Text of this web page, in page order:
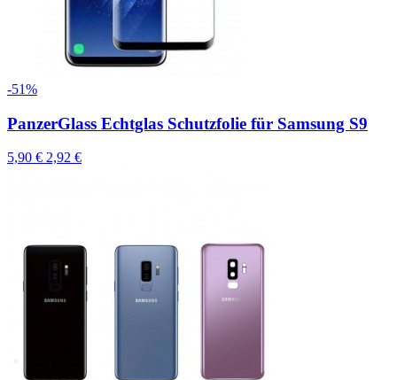
-51%
PanzerGlass Echtglas Schutzfolie für Samsung S9
5,90 € 2,92 €